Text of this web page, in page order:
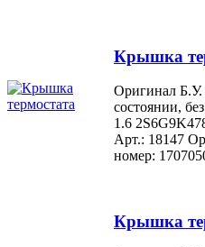
Крышка
Оригинал
состоянии,
1.6
Арт.: 18147
номер:
Крышка